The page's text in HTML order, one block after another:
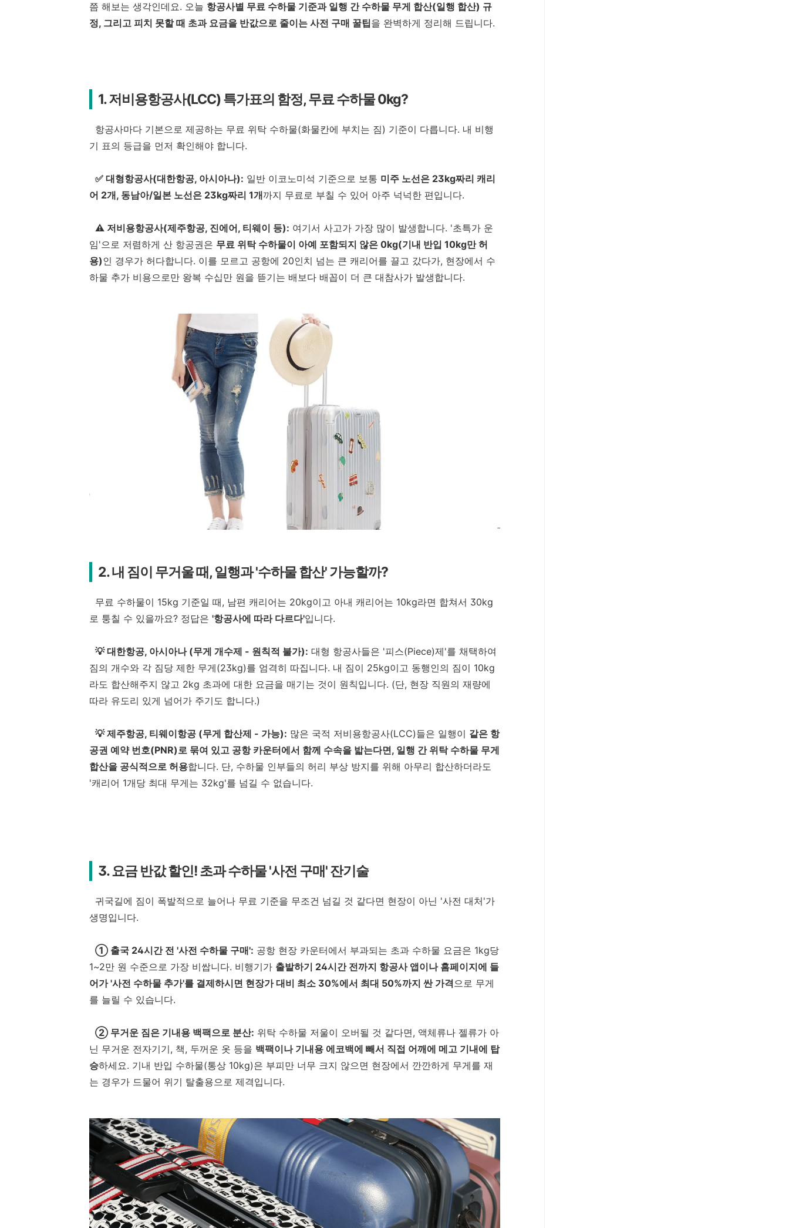
쯤 해보는 생각인데요. 오늘 항공사별 무료 수하물 기준과 일행 간 수하물 무게 합산(일행 합산) 규
정, 그리고 피치 못할 때 초과 요금을 반값으로 줄이는 사전 구매 꿀팁을 완벽하게 정리해 드립니다.
1. 저비용항공사(LCC) 특가표의 함정, 무료 수하물 0kg?
항공사마다 기본으로 제공하는 무료 위탁 수하물(화물칸에 부치는 짐) 기준이 다릅니다. 내 비행
기 표의 등급을 먼저 확인해야 합니다.
✅ 대형항공사(대한항공, 아시아나): 일반 이코노미석 기준으로 보통 미주 노선은 23kg짜리 캐리
어 2개, 동남아/일본 노선은 23kg짜리 1개까지 무료로 부칠 수 있어 아주 넉넉한 편입니다.
⚠️ 저비용항공사(제주항공, 진에어, 티웨이 등): 여기서 사고가 가장 많이 발생합니다. '초특가 운
임'으로 저렴하게 산 항공권은 무료 위탁 수하물이 아예 포함되지 않은 0kg(기내 반입 10kg만 허
용)인 경우가 허다합니다. 이를 모르고 공항에 20인치 넘는 큰 캐리어를 끌고 갔다가, 현장에서 수
하물 추가 비용으로만 왕복 수십만 원을 뜯기는 배보다 배꼽이 더 큰 대참사가 발생합니다.
2. 내 짐이 무거울 때, 일행과 '수하물 합산' 가능할까?
무료 수하물이 15kg 기준일 때, 남편 캐리어는 20kg이고 아내 캐리어는 10kg라면 합쳐서 30kg
로 퉁칠 수 있을까요? 정답은 '항공사에 따라 다르다'입니다.
💡 대한항공, 아시아나 (무게 개수제 - 원칙적 불가): 대형 항공사들은 '피스(Piece)제'를 채택하여
짐의 개수와 각 짐당 제한 무게(23kg)를 엄격히 따집니다. 내 짐이 25kg이고 동행인의 짐이 10kg
라도 합산해주지 않고 2kg 초과에 대한 요금을 매기는 것이 원칙입니다. (단, 현장 직원의 재량에
따라 유도리 있게 넘어가 주기도 합니다.)
💡 제주항공, 티웨이항공 (무게 합산제 - 가능): 많은 국적 저비용항공사(LCC)들은 일행이 같은 항
공권 예약 번호(PNR)로 묶여 있고 공항 카운터에서 함께 수속을 밟는다면, 일행 간 위탁 수하물 무게
합산을 공식적으로 허용합니다. 단, 수하물 인부들의 허리 부상 방지를 위해 아무리 합산하더라도
'캐리어 1개당 최대 무게는 32kg'를 넘길 수 없습니다.
3. 요금 반값 할인! 초과 수하물 '사전 구매' 잔기술
귀국길에 짐이 폭발적으로 늘어나 무료 기준을 무조건 넘길 것 같다면 현장이 아닌 '사전 대처'가
생명입니다.
① 출국 24시간 전 '사전 수하물 구매': 공항 현장 카운터에서 부과되는 초과 수하물 요금은 1kg당
1~2만 원 수준으로 가장 비쌉니다. 비행기가 출발하기 24시간 전까지 항공사 앱이나 홈페이지에 들
어가 '사전 수하물 추가'를 결제하시면 현장가 대비 최소 30%에서 최대 50%까지 싼 가격으로 무게
를 늘릴 수 있습니다.
② 무거운 짐은 기내용 백팩으로 분산: 위탁 수하물 저울이 오버될 것 같다면, 액체류나 젤류가 아
닌 무거운 전자기기, 책, 두꺼운 옷 등을 백팩이나 기내용 에코백에 빼서 직접 어깨에 메고 기내에 탑
승하세요. 기내 반입 수하물(통상 10kg)은 부피만 너무 크지 않으면 현장에서 깐깐하게 무게를 재
는 경우가 드물어 위기 탈출용으로 제격입니다.